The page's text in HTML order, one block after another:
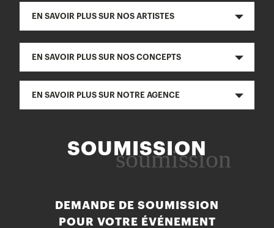
EN SAVOIR PLUS SUR NOS ARTISTES
EN SAVOIR PLUS SUR NOS CONCEPTS
EN SAVOIR PLUS SUR NOTRE AGENCE
SOUMISSION
soumission
DEMANDE DE SOUMISSION
POUR VOTRE ÉVÉNEMENT